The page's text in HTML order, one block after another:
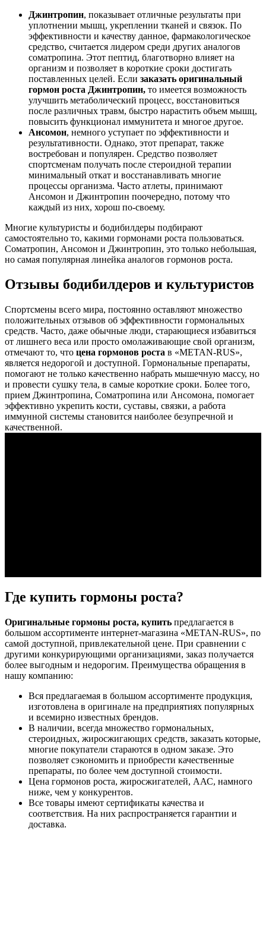
Джинтропин, показывает отличные результаты при
уплотнении мышц, укреплении тканей и связок. По
эффективности и качеству данное, фармакологическое
средство, считается лидером среди других аналогов
соматропина. Этот пептид, благотворно влияет на
организм и позволяет в короткие сроки достигать
поставленных целей. Если заказать оригинальный
гормон роста Джинтропин, то имеется возможность
улучшить метаболический процесс, восстановиться
после различных травм, быстро нарастить объем мышц,
повысить функционал иммунитета и многое другое.
Ансомон, немного уступает по эффективности и
результативности. Однако, этот препарат, также
востребован и популярен. Средство позволяет
спортсменам получать после стероидной терапии
минимальный откат и восстанавливать многие
процессы организма. Часто атлеты, принимают
Ансомон и Джинтропин поочередно, потому что
каждый из них, хорош по-своему.
Многие культуристы и бодибилдеры подбирают
самостоятельно то, какими гормонами роста пользоваться.
Соматропин, Ансомон и Джинтропин, это только небольшая,
но самая популярная линейка аналогов гормонов роста.
Отзывы бодибилдеров и культуристов
Спортсмены всего мира, постоянно оставляют множество
положительных отзывов об эффективности гормональных
средств. Часто, даже обычные люди, старающиеся избавиться
от лишнего веса или просто омолаживающие свой организм,
отмечают то, что цена гормонов роста в «METAN-RUS»,
является недорогой и доступной. Гормональные препараты,
помогают не только качественно набрать мышечную массу, но
и провести сушку тела, в самые короткие сроки. Более того,
прием Джинтропина, Соматропина или Ансомона, помогает
эффективно укрепить кости, суставы, связки, а работа
иммунной системы становится наиболее безупречной и
качественной.
Где купить гормоны роста?
Оригинальные гормоны роста, купить предлагается в
большом ассортименте интернет-магазина «METAN-RUS», по
самой доступной, привлекательной цене. При сравнении с
другими конкурирующими организациями, заказ получается
более выгодным и недорогим. Преимущества обращения в
нашу компанию:
Вся предлагаемая в большом ассортименте продукция,
изготовлена в оригинале на предприятиях популярных
и всемирно известных брендов.
В наличии, всегда множество гормональных,
стероидных, жиросжигающих средств, заказать которые,
многие покупатели стараются в одном заказе. Это
позволяет сэкономить и приобрести качественные
препараты, по более чем доступной стоимости.
Цена гормонов роста, жиросжигателей, ААС, намного
ниже, чем у конкурентов.
Все товары имеют сертификаты качества и
соответствия. На них распространяется гарантии и
доставка.